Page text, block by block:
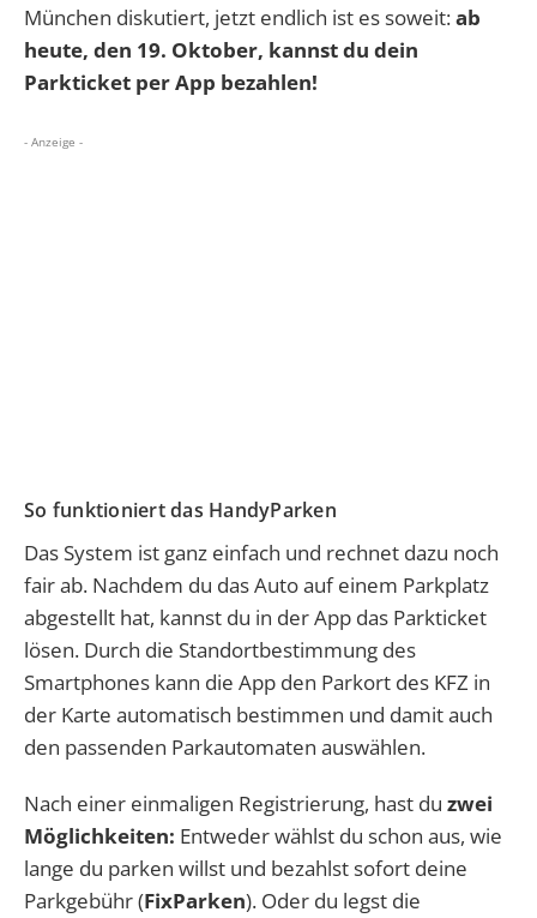
München diskutiert, jetzt endlich ist es soweit:ab
heute, den 19. Oktober, kannst du dein
Parkticket per App bezahlen!
- Anzeige -
So funktioniert das HandyParken
Das System ist ganz einfach und rechnet dazu noch
fair ab. Nachdem du das Auto auf einem Parkplatz
abgestellt hat, kannst du in der App das Parkticket
lösen. Durch die Standortbestimmung des
Smartphones kann die App den Parkort des KFZ in
der Karte automatisch bestimmen und damit auch
den passenden Parkautomaten auswählen.
Nach einer einmaligen Registrierung, hast du zwei
Möglichkeiten: Entweder wählst du schon aus, wie
lange du parken willst und bezahlst sofort deine
Parkgebühr (FixParken). Oder du legst die